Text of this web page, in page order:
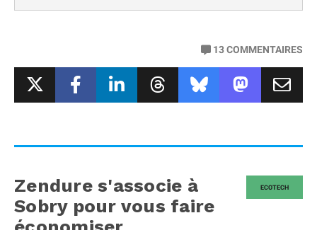
13COMMENTAIRES
ECOTECH
Zendure s'associe à
Sobry pour vous faire